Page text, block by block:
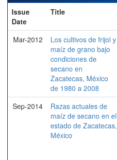
Issue
Date
Title
Mar-2012
Los cultivos de frijol y
maíz de grano bajo
condiciones de
secano en
Zacatecas, México
de 1980 a 2008
Sep-2014
Razas actuales de
maíz de secano en el
estado de Zacatecas,
México